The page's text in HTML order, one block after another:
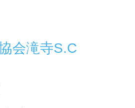
会滝寺S.C